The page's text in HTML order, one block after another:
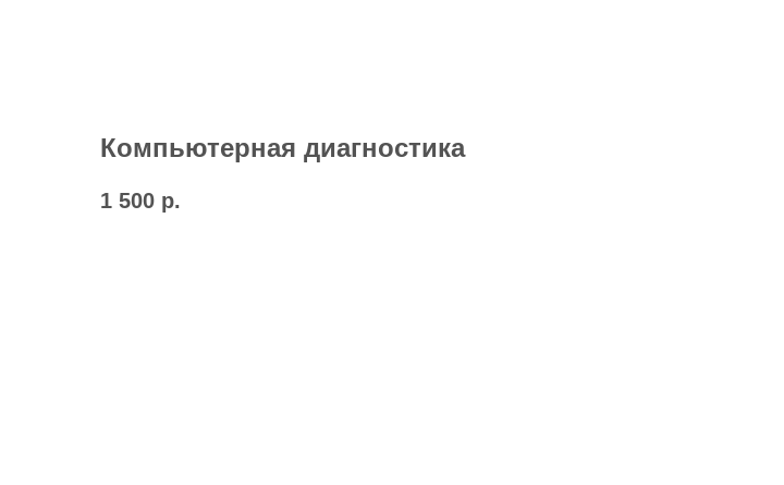
Компьютерная диагностика
1 500 р.